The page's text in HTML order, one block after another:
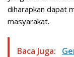
diharapkan dapat
masyarakat.
Baca Juga: